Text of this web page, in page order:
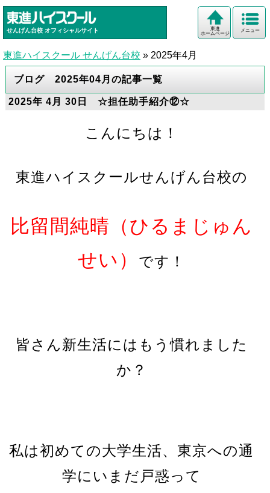
せんげん台校 オフィシャルサイト メニュー
東進
ホームページ
東進ハイスクール せんげん台校 » 2025年4月
ブログ 2025年04月の記事一覧
2025年 4月 30日 ☆担任助手紹介⑫☆
こんにちは！
東進ハイスクールせんげん台校の
比留間純晴（ひるまじゅん
せい）
です！
皆さん新生活にはもう慣れました
か？
私は初めての大学生活、東京への通
学にいまだ戸惑って